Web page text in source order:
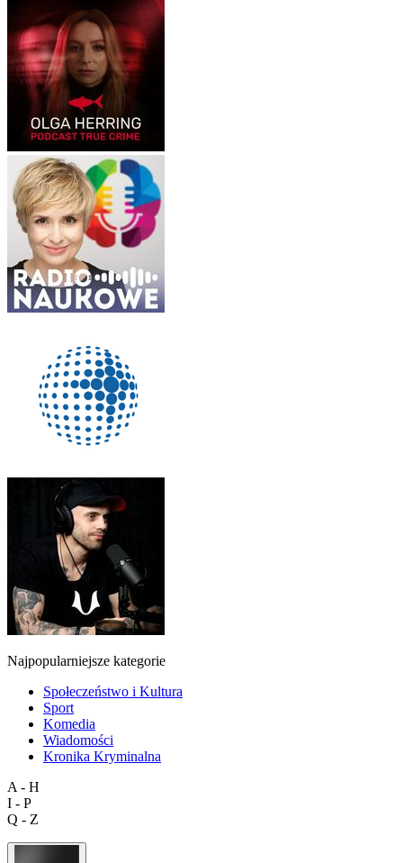
Najpopularniejsze kategorie
Społeczeństwo i Kultura
Sport
Komedia
Wiadomości
Kronika Kryminalna
A - H
I - P
Q - Z